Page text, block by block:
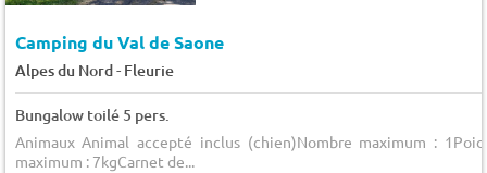
Camping du Val de Saone
Alpes du Nord- Fleurie
Bungalow toilé 5 pers.
Animaux Animal accepté inclus (chien)Nombre maximum :
maximum : 7kgCarnet de...